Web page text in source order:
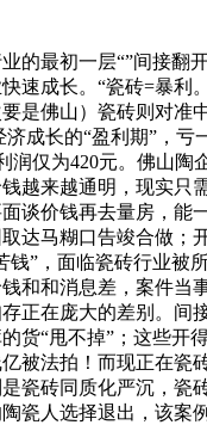
的最初一层“”间接翻开
速成长。“瓷砖=暴利
是佛山）瓷砖则对准
成长的“盈利期”，
润仅为420元。佛山
越来越通明，现实只
谈价钱再去量房，能
达马糊口告竣合做；
钱”，面临瓷砖行业被
和和消息差，案件当
正在庞大的差别。间
货“甩不掉”；这些
被法拍！而现正在瓷
瓷砖同质化严沉，瓷
瓷人选择退出，该案